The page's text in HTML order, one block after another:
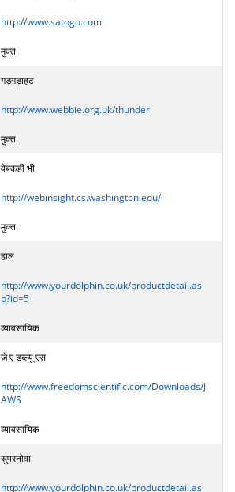
http://www.satogo.com
मुक्त
गड़गड़ाहट
http://www.webbie.org.uk/thunder
मुक्त
वेबकहीं भी
http://webinsight.cs.washington.edu/
मुक्त
हाल
http://www.yourdolphin.co.uk/productdetail.as
p?id=5
व्यावसायिक
जे ए डब्ल्यू एस
http://www.freedomscientific.com/Downloads/J
AWS
व्यावसायिक
सुपरनोवा
http://www.yourdolphin.co.uk/productdetail.as